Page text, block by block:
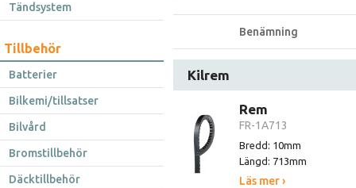
Tändsystem
Tillbehör
Batterier
Bilkemi/tillsatser
Bilvård
Bromstillbehör
Däcktillbehör
Benämning
Kilrem
Rem
FR-1A713
Bredd: 10mm
Längd: 713mm
Läs mer ›